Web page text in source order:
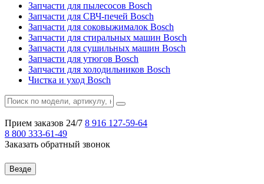
Запчасти для пылесосов Bosch
Запчасти для СВЧ-печей Bosch
Запчасти для соковыжималок Bosch
Запчасти для стиральных машин Bosch
Запчасти для сушильных машин Bosch
Запчасти для утюгов Bosch
Запчасти для холодильников Bosch
Чистка и уход Bosch
Прием заказов 24/7 8 916 127-59-64
8 800 333-61-49
Заказать обратный звонок
Везде